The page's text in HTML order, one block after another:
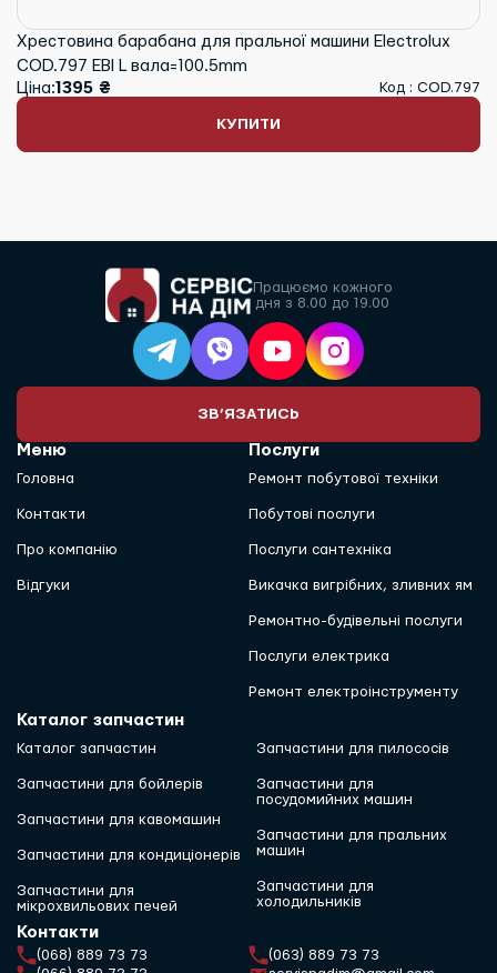
Хрестовина барабана для пральної машини Electrolux
COD.797 EBI L вала=100.5mm
Ціна:1395 ₴ Код : COD.797
КУПИТИ
Працюємо кожного
дня з 8.00 до 19.00
ЗВ’ЯЗАТИСЬ
Меню
Головна
Контакти
Про компанію
Відгуки
Послуги
Ремонт побутової техніки
Побутові послуги
Послуги сантехніка
Викачка вигрібних, зливних ям
Ремонтно-будівельні послуги
Послуги електрика
Ремонт електроінструменту
Каталог запчастин
Каталог запчастин
Запчастини для бойлерів
Запчастини для кавомашин
Запчастини для кондиціонерів
Запчастини для
мікрохвильових печей
Запчастини для пилососів
Запчастини для
посудомийних машин
Запчастини для пральних
машин
Запчастини для
холодильників
Контакти
(068) 889 73 73
(063) 889 73 73